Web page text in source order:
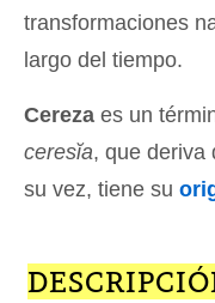
transformaciones
largo del tiempo.
Cereza es un
ceresĭa, que deriva
su vez, tiene su